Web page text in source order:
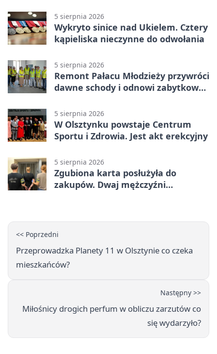
5 sierpnia 2026
Wykryto sinice nad Ukielem. Cztery
kąpieliska nieczynne do odwołania
5 sierpnia 2026
Remont Pałacu Młodzieży przywróci
dawne schody i odnowi zabytkowy
5 sierpnia 2026
W Olsztynku powstaje Centrum
Sportu i Zdrowia. Jest akt erekcyjny
5 sierpnia 2026
Zgubiona karta posłużyła do
zakupów. Dwaj mężczyźni
<< Poprzedni
Przeprowadzka Planety 11 w Olsztynie co czeka
mieszkańców?
Następny >>
Miłośnicy drogich perfum w obliczu zarzutów co
się wydarzyło?